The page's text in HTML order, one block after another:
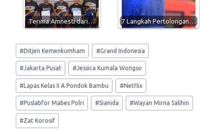
Terima Amnesti dari… 7 Langkah Pertolongan…
Post
Tags:
#Ditjen Kemenkumham #Grand Indonesia
#Jakarta Pusat #Jessica Kumala Wongso
#Lapas Kelas II A Pondok Bambu #Netflix
#Puslabfor Mabes Polri #Sianida #Wayan Mirna Salihin
#Zat Korosif